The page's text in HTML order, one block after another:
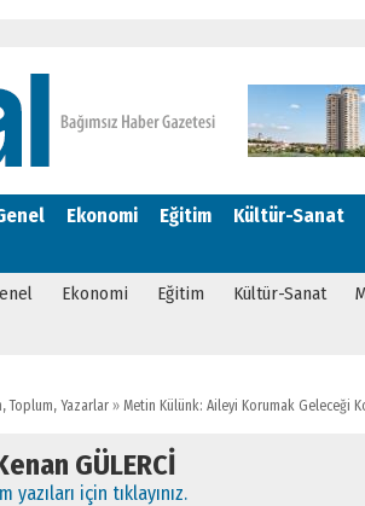
Ekonomi Eğitim Kültür-Sanat
Ekonomi Eğitim Kültür-Sanat
,Toplum, Yazarlar »Metin Külünk: Aileyi Korumak Geleceği
GÜLERCİ
yazıları için tıklayınız.